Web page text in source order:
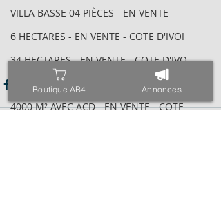
VILLA BASSE 04 PIÈCES - EN VENTE -
6 HECTARES - EN VENTE - COTE D'IVOI
34 HECTARES - EN VENTE - COTE D'IVO
1843M² AVEC CPF - EN VENTE - COTE D
4000 M² AVEC ACD - EN VENTE - COTE
Boutique AB4 Annonces